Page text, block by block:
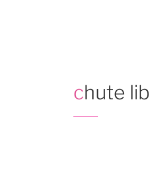
chute